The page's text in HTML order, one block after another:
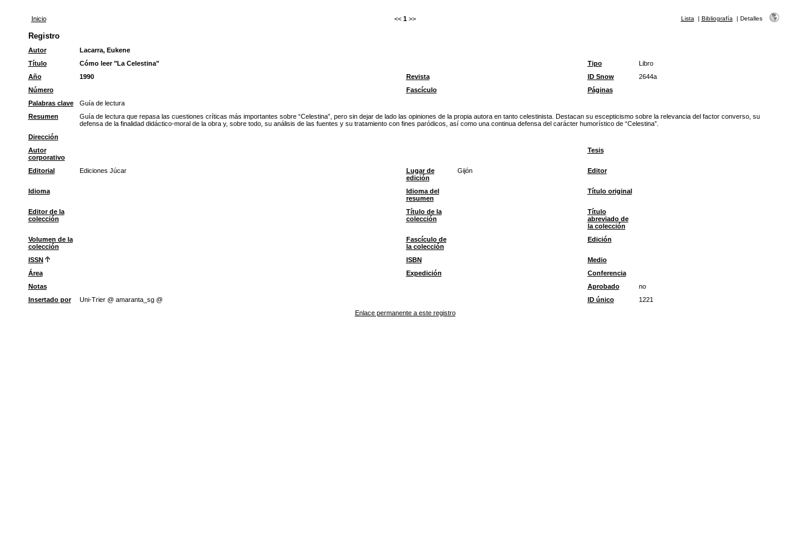
Inicio << 1 >> Lista | Bibliografía | Detalles
Registro
Autor
Lacarra, Eukene
Título
Cómo leer "La Celestina" Tipo
Libro
Año
1990 Revista ID Snow
2644a
Número
Fascículo
Páginas
Palabras clave
Guía de lectura
Resumen
Guía de lectura que repasa las cuestiones críticas más importantes sobre “Celestina”, pero sin dejar de lado las opiniones de la propia autora en tanto celestinista. Destacan su escepticismo sobre la relevancia del factor converso, su
defensa de la finalidad didáctico-moral de la obra y, sobre todo, su análisis de las fuentes y su tratamiento con fines paródicos, así como una continua defensa del carácter humorístico de “Celestina”.
Dirección
Autor
corporativo
Tesis
Editorial Ediciones Júcar
Lugar de
edición
Gijón Editor
Idioma
Idioma del
resumen
Título original
Editor de la
colección
Título de la
colección
Título
abreviado de
la colección
Volumen de la
colección
Fascículo de
la colección
Edición
ISSN ISBN
Medio
Área
Expedición
Conferencia
Notas
Aprobado
no
Insertado por
Uni-Trier @ amaranta_sg @ ID único
1221
Enlace permanente a este registro